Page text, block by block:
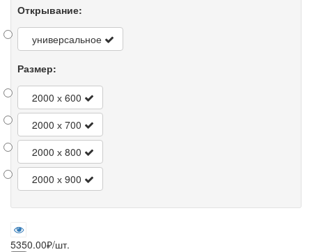
Открывание:
универсальное
Размер:
2000 х 600
2000 х 700
2000 х 800
2000 х 900
5350.00₽/шт.